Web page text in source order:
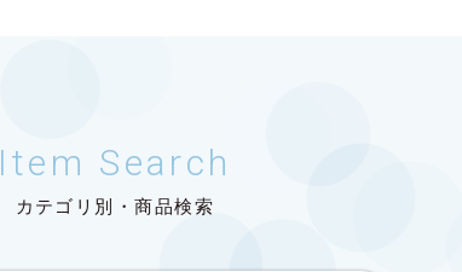
Item Search
カテゴリ別・商品検索